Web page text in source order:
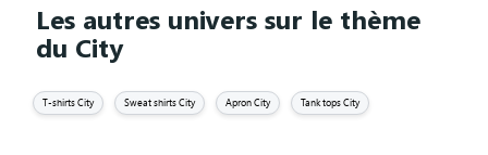
Les autres univers sur le thème
du City
T-shirts City Sweat shirts City Apron City Tank tops City